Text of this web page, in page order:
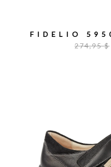
FIDELIO
274,95 $